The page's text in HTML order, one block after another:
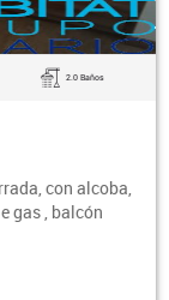
Venta
SE VENDE
alcobas, sala
zona de